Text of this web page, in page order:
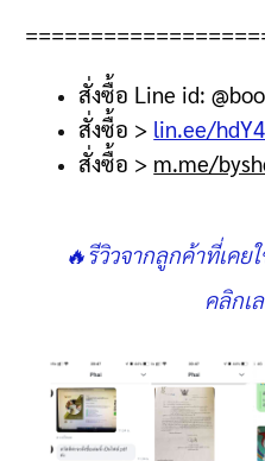
สั่งซื้อ Line id:
สั่งซื้อ > lin.ee/
สั่งซื้อ > m.me/
🔥รีวิวจากลูกค้าที่เคย
คลิกเ